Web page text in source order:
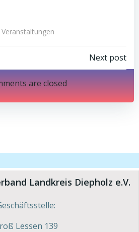
Veranstaltungen
Post
navigation
Next post
are closed
Landkreis Diepholz e.V.
Lessen 139